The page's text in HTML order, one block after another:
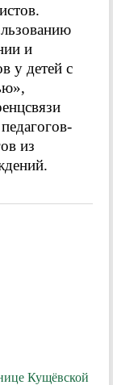
и
у детей с
из
Кущёвской